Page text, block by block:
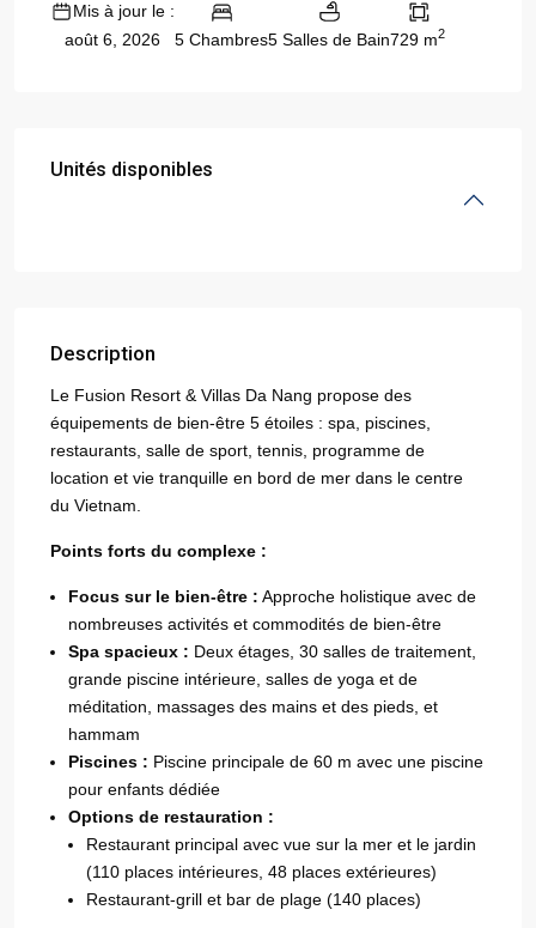
Mis à jour le :
août 6, 2026
5 Chambres5 Salles de Bain729 m2
Unités disponibles
Description
Le Fusion Resort & Villas Da Nang propose des
équipements de bien-être 5 étoiles : spa, piscines,
restaurants, salle de sport, tennis, programme de
location et vie tranquille en bord de mer dans le centre
du Vietnam.
Points forts du complexe :
Focus sur le bien-être : Approche holistique avec de
nombreuses activités et commodités de bien-être
Spa spacieux : Deux étages, 30 salles de traitement,
grande piscine intérieure, salles de yoga et de
méditation, massages des mains et des pieds, et
hammam
Piscines : Piscine principale de 60 m avec une piscine
pour enfants dédiée
Options de restauration :
Restaurant principal avec vue sur la mer et le jardin
(110 places intérieures, 48 places extérieures)
Restaurant-grill et bar de plage (140 places)